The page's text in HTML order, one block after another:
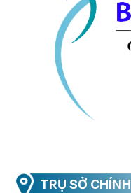
TRỤ SỞ CHÍNH